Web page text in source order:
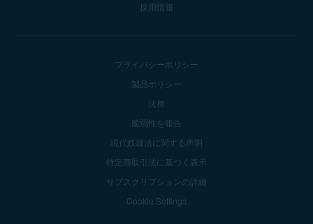
採用情報
プライバシーポリシー
製品ポリシー
法務
脆弱性を報告
現代奴隷法に関する声明
特定商取引法に基づく表示
サブスクリプションの詳細
Cookie Settings